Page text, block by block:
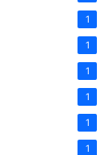
1
1
1
1
1
1